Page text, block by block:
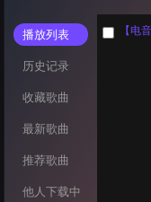
播放列表
历史记录
收藏歌曲
最新歌曲
推荐歌曲
他人下载中
【电